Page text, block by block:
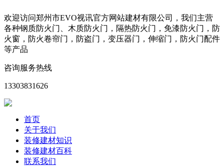
欢迎访问郑州市EVO视讯官方网站建材有限公司，我们主营
各种钢质防火门、木质防火门，隔热防火门，免漆防火门，防
火窗，防火卷帘门，防盗门，变压器门，伸缩门，防火门配件
等产品
咨询服务热线
13303831626
首页
关于我们
装修建材知识
装修建材百科
联系我们